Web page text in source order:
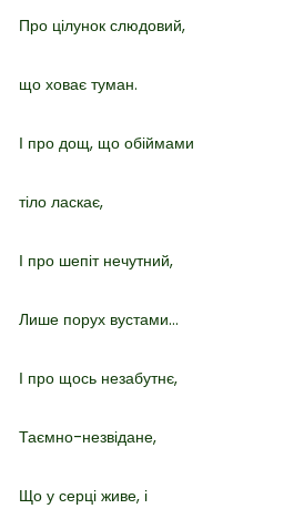
Про цілунок слюдовий,
що ховає туман.
І про дощ, що обіймами
тіло ласкає,
І про шепіт нечутний,
Лише порух вустами…
І про щось незабутнє,
Таємно-незвідане,
Що у серці живе, і